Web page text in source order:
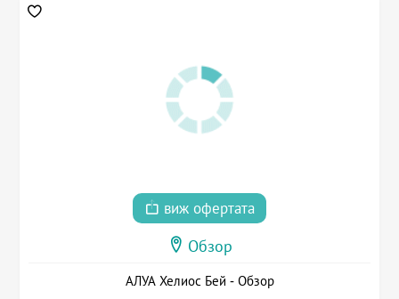
виж офертата
Обзор
АЛУА Хелиос Бей - Обзор